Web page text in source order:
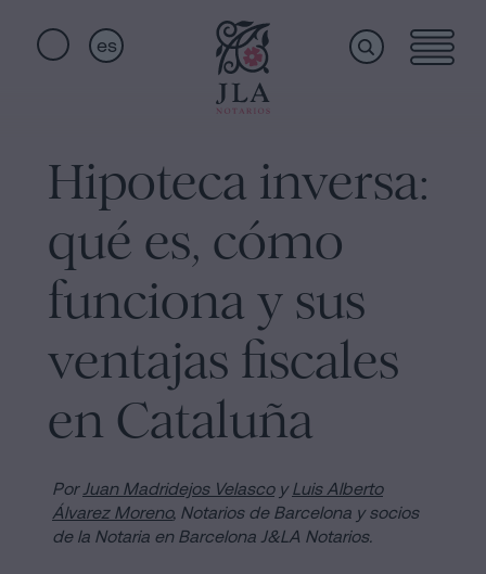
es
Servicios
Quiénes
somos
Instalaciones
Notaría
rápidos
Jura
de
Nacionalidad
Notaría
Herencias
Barcelona
de
Compraventa
en
Hipoteca inversa:
qué es, cómo
funciona y sus
ventajas fiscales
en Cataluña
Por Juan Madridejos VelascoyLuis Alberto
Álvarez Moreno, Notarios de Barcelona y socios
de la Notaria en Barcelona J&LA Notarios.